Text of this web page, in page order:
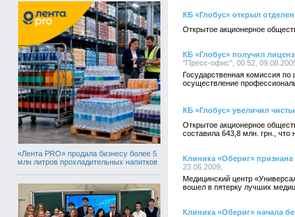
«Лента PRO» продала бизнесу более 5
млн литров прохладительных напитков
КБ «Глобус» открыл
Открытое акционерное
КБ «Глобус» получил
"Пресс-офис", 00:52,
Государственная комиссия
осуществление
КБ «Глобус» увеличил
Открытое акционерное
составила 643,8 млн. грн., что
Клиника «Обериг»
23.06.2009,
Медицинский центр
вошел в пятерку лучших
Клиника «Обериг» начала